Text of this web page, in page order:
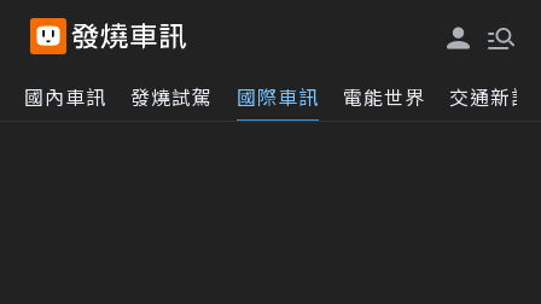
國內車訊 發燒試駕 國際車訊 電能世界 交通新訊